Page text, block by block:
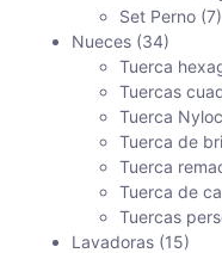
Set Perno (7)
Nueces (34)
Tuerca
Tuercas
Tuerca
Tuerca de
Tuerca
Tuerca de
Tuercas
Lavadoras (15)